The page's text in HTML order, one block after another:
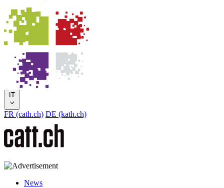
IT
FR (cath.ch) DE (kath.ch)
News